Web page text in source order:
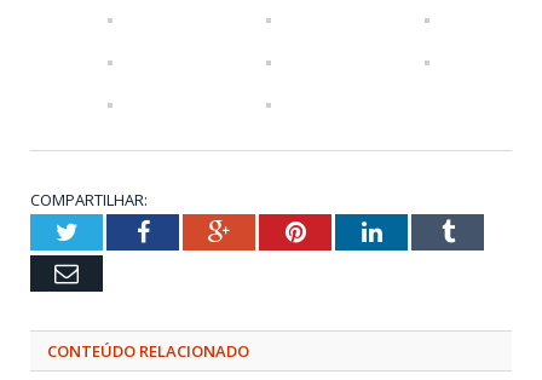
COMPARTILHAR:
TwitterFacebookGoogle+PinterestLinkedInTumblr
Email
CONTEÚDO RELACIONADO